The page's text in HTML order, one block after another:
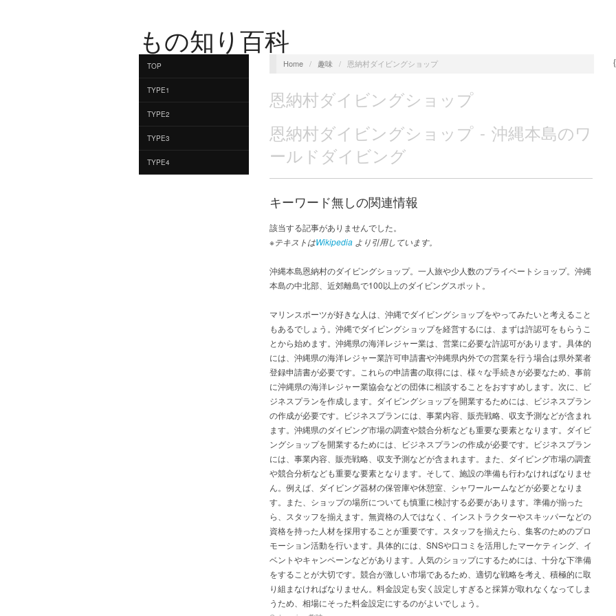
もの知り百科
TOP
TYPE1
TYPE2
TYPE3
TYPE4
Home / 趣味 / 恩納村ダイビングショップ
恩納村ダイビングショップ
恩納村ダイビングショップ - 沖縄本島のワ
ールドダイビング
キーワード無しの関連情報
該当する記事がありませんでした。
※テキストはWikipedia より引用しています。
沖縄本島恩納村のダイビングショップ。一人旅や少人数のプライベートショップ。沖縄
本島の中北部、近郊離島で100以上のダイビングスポット。
マリンスポーツが好きな人は、沖縄でダイビングショップをやってみたいと考えること
もあるでしょう。沖縄でダイビングショップを経営するには、まずは許認可をもらうこ
とから始めます。沖縄県の海洋レジャー業は、営業に必要な許認可があります。具体的
には、沖縄県の海洋レジャー業許可申請書や沖縄県内外での営業を行う場合は県外業者
登録申請書が必要です。これらの申請書の取得には、様々な手続きが必要なため、事前
に沖縄県の海洋レジャー業協会などの団体に相談することをおすすめします。次に、ビ
ジネスプランを作成します。ダイビングショップを開業するためには、ビジネスプラン
の作成が必要です。ビジネスプランには、事業内容、販売戦略、収支予測などが含まれ
ます。沖縄県のダイビング市場の調査や競合分析なども重要な要素となります。ダイビ
ングショップを開業するためには、ビジネスプランの作成が必要です。ビジネスプラン
には、事業内容、販売戦略、収支予測などが含まれます。また、ダイビング市場の調査
や競合分析なども重要な要素となります。そして、施設の準備も行わなければなりませ
ん。例えば、ダイビング器材の保管庫や休憩室、シャワールームなどが必要となりま
す。また、ショップの場所についても慎重に検討する必要があります。準備が揃った
ら、スタッフを揃えます。無資格の人ではなく、インストラクターやスキッパーなどの
資格を持った人材を採用することが重要です。スタッフを揃えたら、集客のためのプロ
モーション活動を行います。具体的には、SNSや口コミを活用したマーケティング、イ
ベントやキャンペーンなどがあります。人気のショップにするためには、十分な下準備
をすることが大切です。競合が激しい市場であるため、適切な戦略を考え、積極的に取
り組まなければなりません。料金設定も安く設定しすぎると採算が取れなくなってしま
うため、相場にそった料金設定にするのがよいでしょう。